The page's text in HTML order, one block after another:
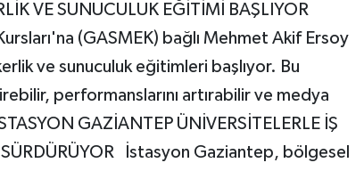
VE SUNUCULUK EĞİTİMİ BAŞLIYOR
(GASMEK) bağlı Mehmet Akif Ersoy
ve sunuculuk eğitimleri başlıyor. Bu
performanslarını artırabilir ve medya
GAZİANTEP ÜNİVERSİTELERLE İŞ
İstasyon Gaziantep, bölgesel